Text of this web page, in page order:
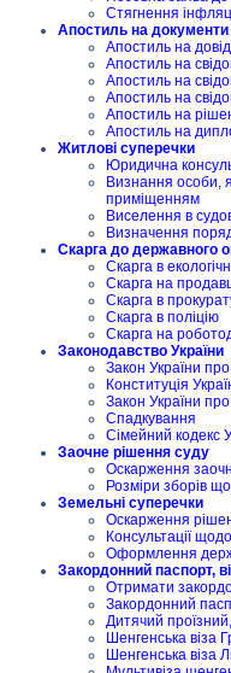
Стягнення
Апостиль на документи
Апостиль на
Апостиль на
Апостиль на
Апостиль на
Апостиль на
Апостиль на
Житлові суперечки
Юридична
Визнання особи,
приміщенням
Виселення в
Визначення
Скарга до державного
Скарга в
Скарга на
Скарга в
Скарга в поліцію
Скарга на
Законодавство України
Закон України
Конституція
Закон України
Спадкування
Сімейний кодекс
Заочне рішення суду
Оскарження
Розміри зборів
Земельні суперечки
Оскарження
Консультації
Оформлення
Закордонний паспорт,
Отримати
Закордонний
Дитячий
Шенгенська віза
Шенгенська віза